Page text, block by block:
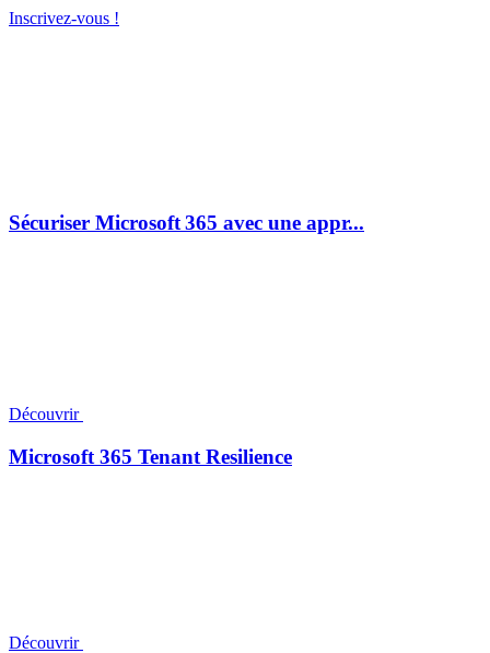
Inscrivez-vous !
Sécuriser Microsoft 365 avec une appr...
Découvrir
Microsoft 365 Tenant Resilience
Découvrir